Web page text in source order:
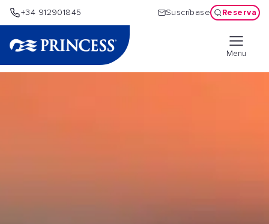
+34 912901845 Suscríbase Reserva
Menu